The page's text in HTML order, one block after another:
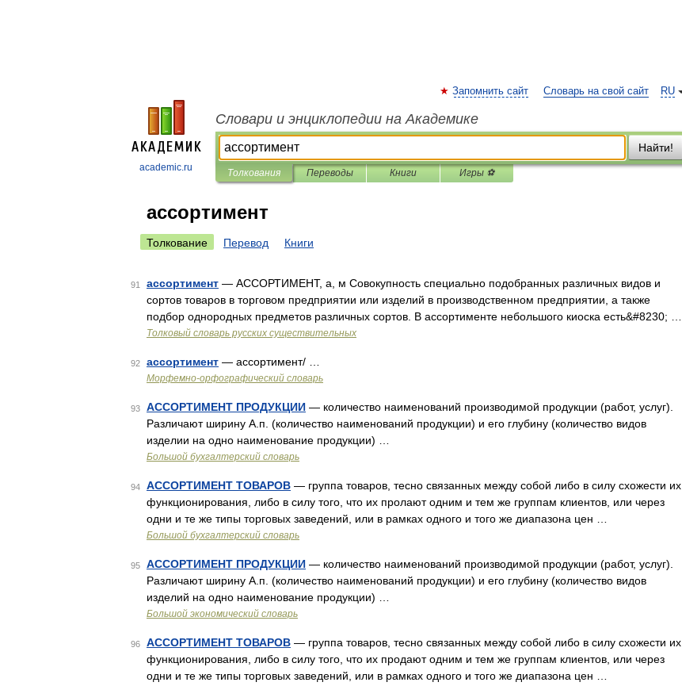
academic.ru
RU
Запомнить сайт Словарь на свой сайт
Словари и энциклопедии на Академике
Найти!
Толкования Переводы Книги Игры ⚽
ассортимент
Толкование Перевод Книги
91 ассортимент — АССОРТИМЕНТ, а, м Совокупность специально подобранных различных видов и
сортов товаров в торговом предприятии или изделий в производственном предприятии, а также
подбор однородных предметов различных сортов. В ассортименте небольшого киоска есть&#8230; …
Толковый словарь русских существительных
92 ассортимент — ассортимент/ …
Морфемно-орфографический словарь
93 АССОРТИМЕНТ ПРОДУКЦИИ — количество наименований производимой продукции (работ, услуг).
Различают ширину А.п. (количество наименований продукции) и его глубину (количество видов
изделии на одно наименование продукции) …
Большой бухгалтерский словарь
94 АССОРТИМЕНТ ТОВАРОВ — группа товаров, тесно связанных между собой либо в силу схожести их
функционирования, либо в силу того, что их пролают одним и тем же группам клиентов, или через
одни и те же типы торговых заведений, или в рамках одного и того же диапазона цен …
Большой бухгалтерский словарь
95 АССОРТИМЕНТ ПРОДУКЦИИ — количество наименований производимой продукции (работ, услуг).
Различают ширину А.п. (количество наименований продукции) и его глубину (количество видов
изделий на одно наименование продукции) …
Большой экономический словарь
96 АССОРТИМЕНТ ТОВАРОВ — группа товаров, тесно связанных между собой либо в силу схожести их
функционирования, либо в силу того, что их продают одним и тем же группам клиентов, или через
одни и те же типы торговых заведений, или в рамках одного и того же диапазона цен …